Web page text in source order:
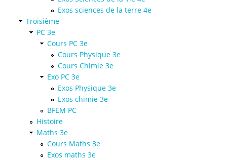
Exos sciences de la terre 4e
Troisième
PC 3e
Cours PC 3e
Cours Physique 3e
Cours Chimie 3e
Exo PC 3e
Exos Physique 3e
Exos chimie 3e
BFEM PC
Histoire
Maths 3e
Cours Maths 3e
Exos maths 3e